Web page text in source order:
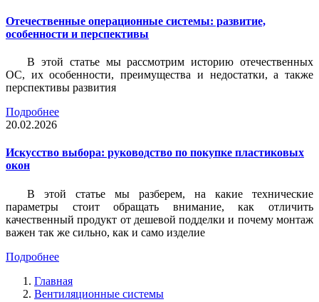
Отечественные операционные системы: развитие,
особенности и перспективы
В этой статье мы рассмотрим историю отечественных
ОС, их особенности, преимущества и недостатки, а также
перспективы развития
Подробнее
20.02.2026
Искусство выбора: руководство по покупке пластиковых
окон
В этой статье мы разберем, на какие технические
параметры стоит обращать внимание, как отличить
качественный продукт от дешевой подделки и почему монтаж
важен так же сильно, как и само изделие
Подробнее
Главная
Вентиляционные системы